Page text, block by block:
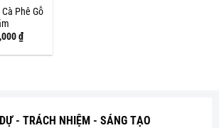
Phê Gỗ
₫Giá
hiện
tại
- TRÁCH NHIỆM - SÁNG TẠO